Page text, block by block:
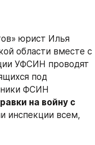
юрист Илья
области вместе с
УФСИН проводят
под
на войну с
инспекции всем,